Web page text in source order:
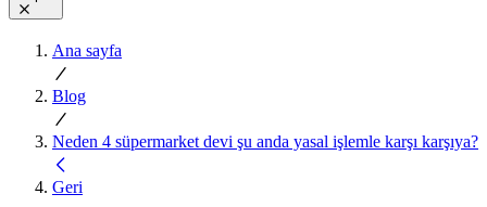
Ana sayfa
Blog
Neden 4 süpermarket devi şu anda yasal işlemle karşı karşıya?
Geri